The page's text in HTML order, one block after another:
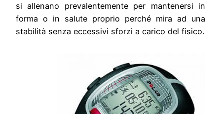
si allenano prevalentemente per mantenersi in
forma o in salute proprio perché mira ad una
stabilità senza eccessivi sforzi a carico del fisico.